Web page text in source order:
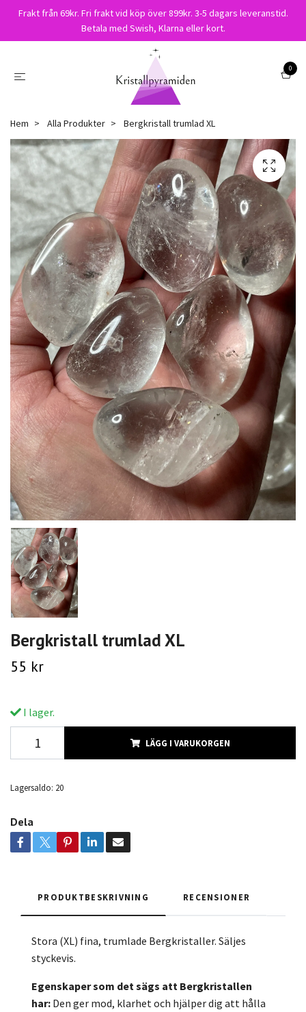
Frakt från 69kr. Fri frakt vid köp över 899kr. 3-5 dagars leveranstid.
Betala med Swish, Klarna eller kort.
0
Hem Alla Produkter Bergkristall trumlad XL
Bergkristall trumlad XL
55 kr
I lager.
LÄGG I VARUKORGEN
Lagersaldo: 20
Dela
PRODUKTBESKRIVNING RECENSIONER
Stora (XL) fina, trumlade Bergkristaller. Säljes
styckevis.
Egenskaper som det sägs att Bergkristallen
har: Den ger mod, klarhet och hjälper dig att hålla